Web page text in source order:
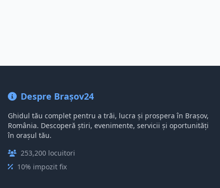
Despre Brașov24
Ghidul tău complet pentru a trăi, lucra și prospera în Brașov,
România. Descoperă știri, evenimente, servicii și oportunități
în orașul tău.
253,200 locuitori
10% impozit fix